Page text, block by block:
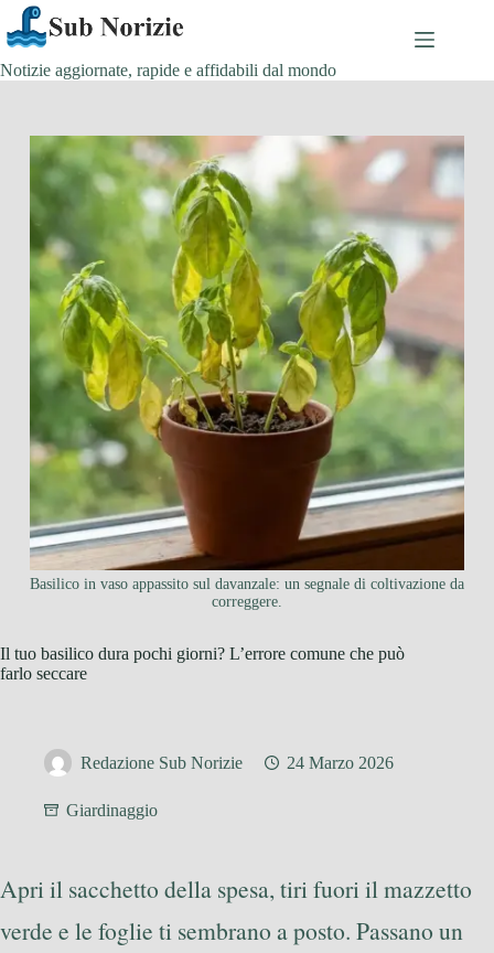
Salta
al
contenuto
Notizie aggiornate, rapide e affidabili dal mondo
Basilico in vaso appassito sul davanzale: un segnale di coltivazione da
correggere.
Il tuo basilico dura pochi giorni? L’errore comune che può
farlo seccare
Redazione Sub Norizie 24 Marzo 2026
Giardinaggio
Apri il sacchetto della spesa, tiri fuori il mazzetto
verde e le foglie ti sembrano a posto. Passano un